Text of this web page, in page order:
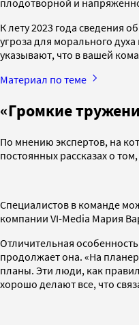
К лету 2023 года сведения
угроза для морального
указывают, что в вашей
Материал по теме
«Громкие
По мнению экспертов, на
постоянных рассказах о
Специалистов в команде
компании VI-Media Мария
Отличительная
продолжает она. «На
планы. Эти люди, как
хорошо делают все, что